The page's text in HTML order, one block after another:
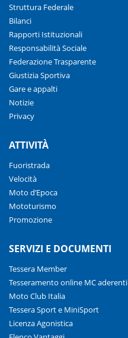
Struttura Federale
Bilanci
Rapporti Istituzionali
Responsabilità Sociale
Federazione Trasparente
Giustizia Sportiva
Gare e appalti
Notizie
Privacy
ATTIVITÀ
Fuoristrada
Velocità
Moto d’Epoca
Mototurismo
Promozione
SERVIZI E DOCUMENTI
Tessera Member
Tesseramento online MC aderenti
Moto Club Italia
Tessera Sport e MiniSport
Licenza Agonistica